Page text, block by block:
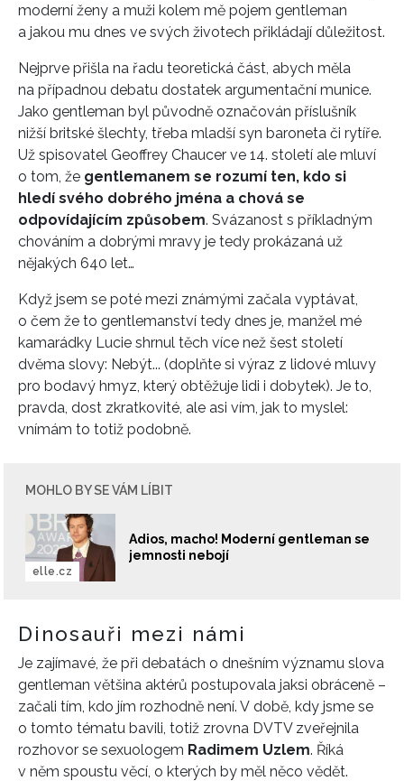
moderní ženy a muži kolem mě pojem gentleman
a jakou mu dnes ve svých životech přikládají důležitost.
Nejprve přišla na řadu teoretická část, abych měla
na případnou debatu dostatek argumentační munice.
Jako gentleman byl původně označován příslušník
nižší britské šlechty, třeba mladší syn baroneta či rytíře.
Už spisovatel Geoffrey Chaucer ve 14. století ale mluví
o tom, že gentlemanem se rozumí ten, kdo si
hledí svého dobrého jména a chová se
odpovídajícím způsobem. Svázanost s příkladným
chováním a dobrými mravy je tedy prokázaná už
nějakých 640 let…
Když jsem se poté mezi známými začala vyptávat,
o čem že to gentlemanství tedy dnes je, manžel mé
kamarádky Lucie shrnul těch více než šest století
dvěma slovy: Nebýt... (doplňte si výraz z lidové mluvy
pro bodavý hmyz, který obtěžuje lidi i dobytek). Je to,
pravda, dost zkratkovité, ale asi vím, jak to myslel:
vnímám to totiž podobně.
MOHLO BY SE VÁM LÍBIT
Adios, macho! Moderní gentleman se
jemnosti nebojí
elle.cz
Dinosauři mezi námi
Je zajímavé, že při debatách o dnešním významu slova
gentleman většina aktérů postupovala jaksi obráceně –
začali tím, kdo jím rozhodně není. V době, kdy jsme se
o tomto tématu bavili, totiž zrovna DVTV zveřejnila
rozhovor se sexuologem Radimem Uzlem. Říká
v něm spoustu věcí, o kterých by měl něco vědět.